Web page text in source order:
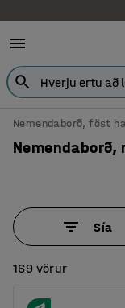
Nemendaborð, föst
Sía
169 vörur